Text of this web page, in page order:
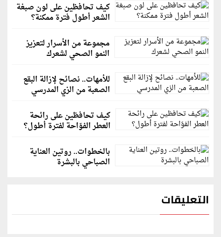
كيف تحافظين على لون صبغة
الشعر أطول فترة ممكنة؟
مجموعة من الأسرار لتعزيز
النمو الصحي لشعرك
للأمهات.. نصائح لإزالة البقع
الصعبة من الزي المدرسي
كيف تحافظين على رائحة
العطر الفوّاحة لفترة أطول؟
بالخطوات.. روتين العناية
الصباحي بالبشرة
التعليقات